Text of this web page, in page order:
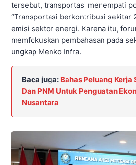
tersebut, transportasi menempati
“Transportasi berkontribusi sekitar
emisi sektor energi. Karena itu,
memfokuskan pembahasan pada
ungkap Menko Infra.
Baca juga: Bahas Peluang Kerja
Dan PNM Untuk Penguatan
Nusantara